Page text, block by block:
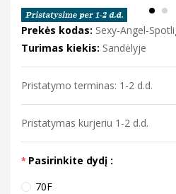
Prekės kodas: Sexy-Angel-
Turimas kiekis: Sandėlyje
Pristatymo terminas: 1-2 d.d.
Pristatymas kurjeriu 1-2 d.d.
Pasirinkite dydį :
70F